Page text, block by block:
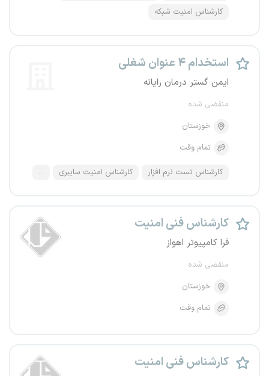
کارشناس امنیت شبکه
استخدام ۴ عنوان شغلی
ایمن گستر درمان رایانه
منقضی شده
خوزستان
تمام وقت
کارشناس تست نرم‌ افزار کارشناس امنیت سایبری ...
کارشناس فنی امنیت
فرا کامپیوتر اهواز
منقضی شده
خوزستان
تمام وقت
کارشناس فنی امنیت